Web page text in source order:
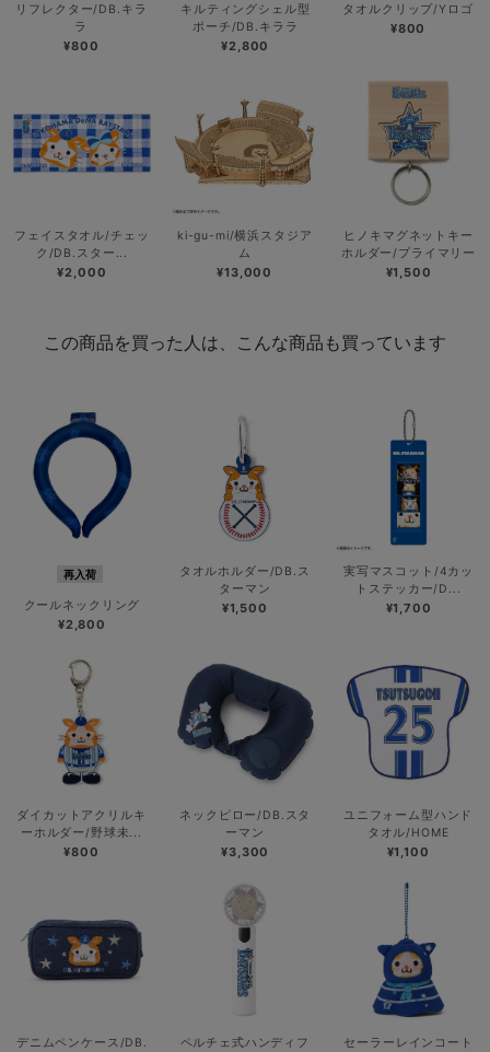
リフレクター/DB.キラ
ラ
¥800
キルティングシェル型
ポーチ/DB.キララ
¥2,800
タオルクリップ/Yロゴ
¥800
フェイスタオル/チェッ
ク/DB.スター...
¥2,000
ki-gu-mi/横浜スタジア
ム
¥13,000
ヒノキマグネットキー
ホルダー/プライマリー
¥1,500
この商品を買った人は、こんな商品も買っています
再入荷
クールネックリング
¥2,800
タオルホルダー/DB.ス
ターマン
¥1,500
実写マスコット/4カッ
トステッカー/D...
¥1,700
ダイカットアクリルキ
ーホルダー/野球未...
¥800
ネックピロー/DB.スタ
ーマン
¥3,300
ユニフォーム型ハンド
タオル/HOME
¥1,100
デニムペンケース/DB.
ペルチェ式ハンディフ
セーラーレインコート